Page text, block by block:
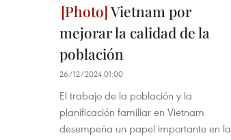
Vietnam por
mejorar la calidad de la
población
26/12/2024 01:00
El trabajo de la población y la
planificación familiar en Vietnam
desempeña un papel importante en la